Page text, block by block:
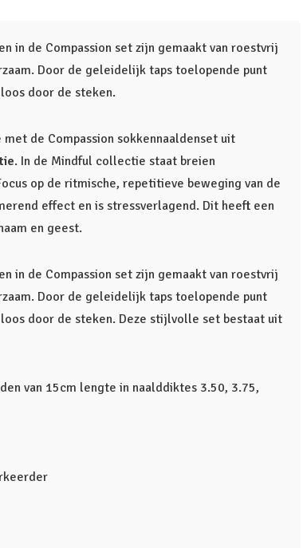
in de Compassion set zijn gemaakt van roestvrij
Door de geleidelijk taps toelopende punt
door de steken.
de Compassion sokkennaaldenset uit
. In de Mindful collectie staat breien
op de ritmische, repetitieve beweging van de
effect en is stressverlagend. Dit heeft een
en geest.
in de Compassion set zijn gemaakt van roestvrij
Door de geleidelijk taps toelopende punt
door de steken. Deze stijlvolle set bestaat uit
van 15cm lengte in naalddiktes 3.50, 3.75,